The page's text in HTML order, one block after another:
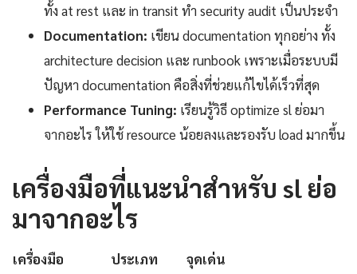
ทั้ง at rest และ in transit ทำ security audit เป็นประจำ
Documentation: เขียน documentation ทุกอย่าง ทั้ง
architecture decision และ runbook เพราะเมื่อระบบมี
ปัญหา documentation คือสิ่งที่ช่วยแก้ไขได้เร็วที่สุด
Performance Tuning: เรียนรู้วิธี optimize sl ย่อมา
จากอะไร ให้ใช้ resource น้อยลงและรองรับ load มากขึ้น
เครื่องมือที่แนะนำสำหรับ sl ย่อ
มาจากอะไร
เครื่องมือ ประเภท จุดเด่น